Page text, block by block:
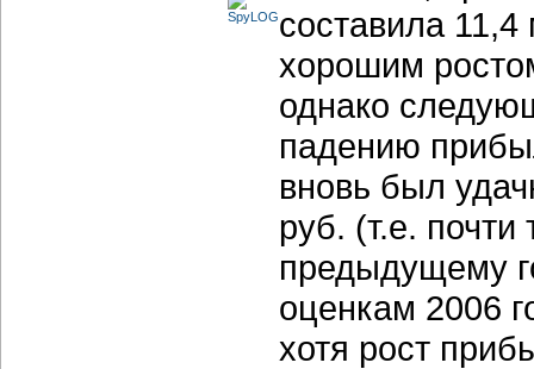
составила
хорошим
однако
падению
вновь был
руб. (т.е.
предыдущему
оценкам 2006
хотя рост